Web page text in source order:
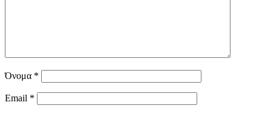
Όνομα *
Email *